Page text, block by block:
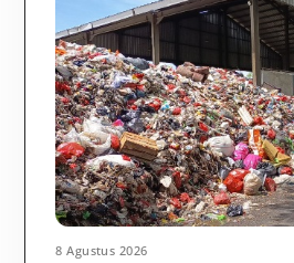
8 Agustus 2026